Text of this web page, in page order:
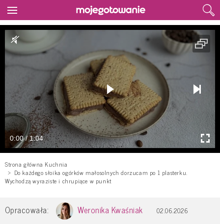
0:00 / 1:04
Strona główna Kuchnia
Do każdego słoika ogórków małosolnych dorzucam po 1 plasterku.
Wychodzą wyraziste i chrupiące w punkt
Opracowała: Weronika Kwaśniak 02.06.2026